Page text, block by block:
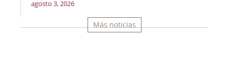
agosto 3, 2026
Más noticias